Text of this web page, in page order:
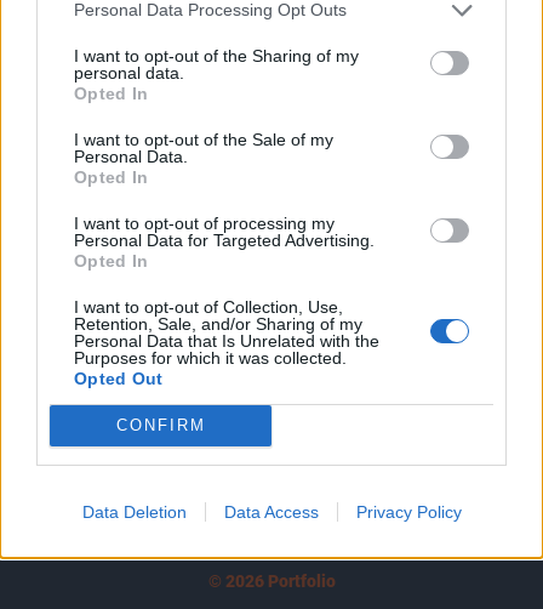
Personal Data Processing Opt Outs
I want to opt-out of the Sharing of my
personal data.
Opted In
I want to opt-out of the Sale of my
Personal Data.
Opted In
I want to opt-out of processing my
Personal Data for Targeted Advertising.
Opted In
I want to opt-out of Collection, Use,
Retention, Sale, and/or Sharing of my
Personal Data that Is Unrelated with the
Purposes for which it was collected.
Opted Out
CONFIRM
Data Deletion Data Access Privacy Policy
A keresett cikk a portfolio.hu hírarchívumához
tartozik, melynek olvasása előfizetéses
regisztrációhoz kötött.
Az előfizetés a következőket tartalmazza:
Portfolio.hu teljes cikkarchívum
Kötéslisták: BÉT elmúlt 2 év napon belüli
kötéslistái
Előfizetés
MÁR ELŐFIZETŐNK VAGY?
© 2026 Portfolio